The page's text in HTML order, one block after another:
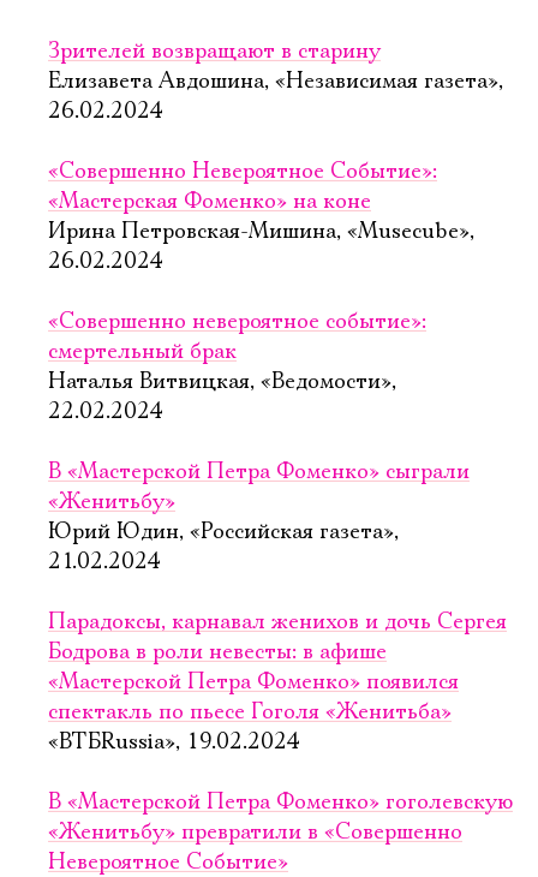
Зрителей возвращают в старину
Елизавета Авдошина, «Независимая газета»,
26.02.2024
«Совершенно Невероятное Событие»:
«Мастерская Фоменко» на коне
Ирина Петровская-Мишина, «Musecube»,
26.02.2024
«Совершенно невероятное событие»:
смертельный брак
Наталья Витвицкая, «Ведомости»,
22.02.2024
В «Мастерской Петра Фоменко» сыграли
«Женитьбу»
Юрий Юдин, «Российская газета»,
21.02.2024
Парадоксы, карнавал женихов и дочь Сергея
Бодрова в роли невесты: в афише
«Мастерской Петра Фоменко» появился
спектакль по пьесе Гоголя «Женитьба»
«ВТБRussia», 19.02.2024
В «Мастерской Петра Фоменко» гоголевскую
«Женитьбу» превратили в «Совершенно
Невероятное Событие»